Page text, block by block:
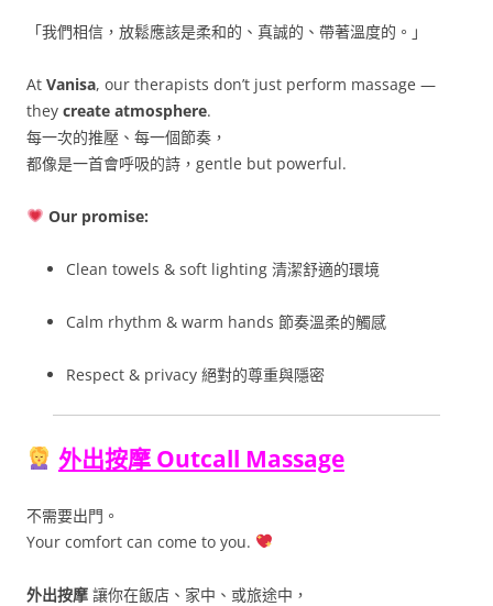
「我們相信，放鬆應該是柔和的、真誠的、帶著溫度的。」
At Vanisa, our therapists don’t just perform massage —
they create atmosphere.
每一次的推壓、每一個節奏，
都像是一首會呼吸的詩，gentle but powerful.
Our promise:
Clean towels & soft lighting 清潔舒適的環境
Calm rhythm & warm hands 節奏溫柔的觸感
Respect & privacy 絕對的尊重與隱密
外出按摩 Outcall Massage
不需要出門。
Your comfort can come to you.
外出按摩 讓你在飯店、家中、或旅途中，